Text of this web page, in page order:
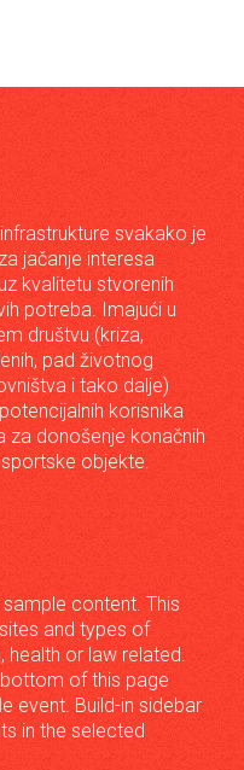
svakako je
jačanje interesa
kvalitetu stvorenih
potreba. Imajući u
društvu (kriza,
pad životnog
i tako dalje)
korisnika
za donošenje konačnih
objekte.
content. This
and types of
health or law related.
of this page
event. Build-in sidebar
in the selected